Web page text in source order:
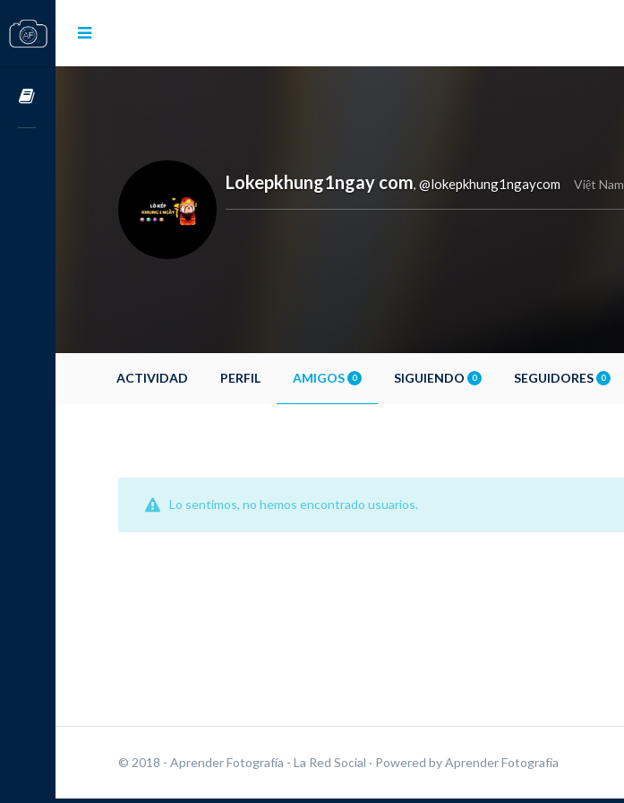
Lokepkhung1ngay com, @lokepkhung1ngaycom Việt Nam
ACTIVIDAD PERFIL AMIGOS 0 SIGUIENDO 0 SEGUIDORES 0
Lo sentimos, no hemos encontrado usuarios.
© 2018 - Aprender Fotografía - La Red Social · Powered byAprender Fotografía